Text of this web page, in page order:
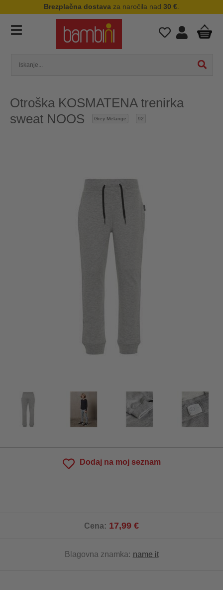
Brezplačna dostava za naročila nad 30 €
Otroška KOSMATENA trenirka
sweat NOOS
Grey Melange 92
Dodaj na moj seznam
Cena: 17,99 €
Blagovna znamka: name it